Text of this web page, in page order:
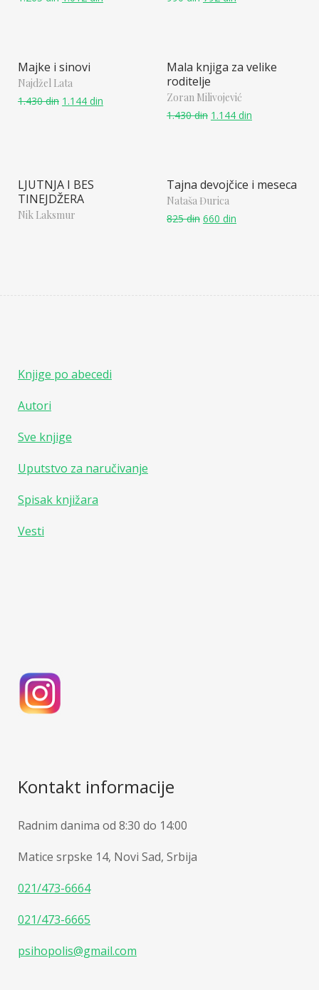
Majke i sinovi
Najdžel Lata
1.430din 1.144 din
Mala knjiga za velike
roditelje
Zoran Milivojević
1.430din 1.144 din
LJUTNJA I BES
TINEJDŽERA
Nik Laksmur
Tajna devojčice i meseca
Nataša Đurica
825din 660 din
Knjige po abecedi
Autori
Sve knjige
Uputstvo za naručivanje
Spisak knjižara
Vesti
Kontakt informacije
Radnim danima od 8:30 do 14:00
Matice srpske 14, Novi Sad, Srbija
021/473-6664
021/473-6665
psihopolis@gmail.com